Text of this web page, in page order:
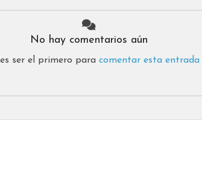
No hay comentarios aún
ser el primero paracomentar esta entrada